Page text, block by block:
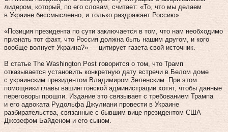
лидером, который, по его словам, считает: «То, что мы делаем
в Украине бессмысленно, и только раздражает Россию».
«Позиция президента по сути заключается в том, что нам необходимо
признать тот факт, что Россия должна быть нашим другом, и кого
вообще волнует Украина?» — цитирует газета свой источник.
В статье The Washington Post говорится о том, что Трамп
отказывается установить конкретную дату встречи в Белом доме
с украинским президентом Владимиром Зеленским. При этом
помощники главы вашингтонской администрации хотят, чтобы данные
переговоры прошли. Издание это связывает с требованием Трампа
и его адвоката Рудольфа Джулиани провести в Украине
разбирательства, связанные с бывшим вице-президентом США
Джозефом Байденом и его сыном.